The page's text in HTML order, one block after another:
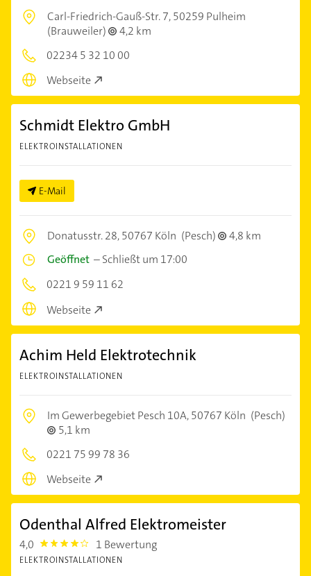
Carl-Friedrich-Gauß-Str. 7,50259 Pulheim
(Brauweiler)
4,2 km
02234 5 32 10 00
Webseite
Schmidt Elektro GmbH
ELEKTROINSTALLATIONEN
E-Mail
Donatusstr. 28,50767 Köln (Pesch)
4,8 km
Geöffnet –Schließt um 17:00
0221 9 59 11 62
Webseite
Achim Held Elektrotechnik
ELEKTROINSTALLATIONEN
Im Gewerbegebiet Pesch 10A,50767 Köln (Pesch)
5,1 km
0221 75 99 78 36
Webseite
Odenthal Alfred Elektromeister
4,0 4.0 1 Bewertung
ELEKTROINSTALLATIONEN